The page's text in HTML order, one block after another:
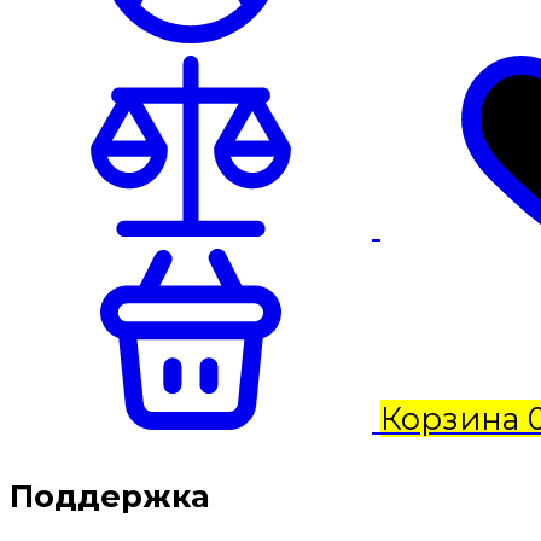
Корзина
Поддержка